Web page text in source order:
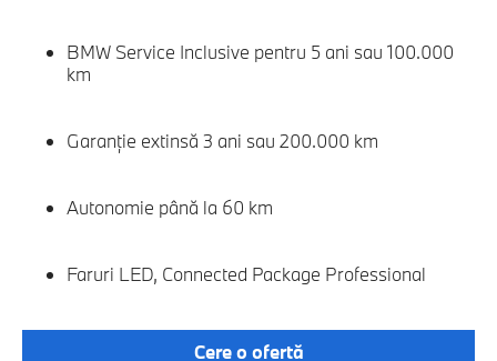
BMW Service Inclusive pentru 5 ani sau 100.000
km
Garanție extinsă 3 ani sau 200.000 km
Autonomie până la 60 km
Faruri LED, Connected Package Professional
Cere o ofertă